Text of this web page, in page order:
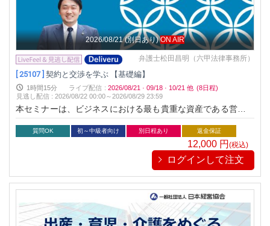
2026/08/21 (別日あり) ON AIR
弁護士松田昌明（六甲法律事務所）
[ 25107 ] 契約と交渉を学ぶ​ 【基礎編】​
1時間15分 ライブ配信 : 2026/08/21 · 09/18 · 10/21 他 (8日程)
見逃し配信 :2026/08/22 00:00～2026/08/29 23:59
本セミナーは、ビジネスにおける最も貴重な資産である営業秘
密を守り、万一の事態にも迅速に対処するための知識を提供し
ます。※本セミナーのライブ配信は、アーカイブ動画を配信す
質問OK 初～中級者向け 別日程あり 返金保証
12,000 円(税込)
ログインして注文